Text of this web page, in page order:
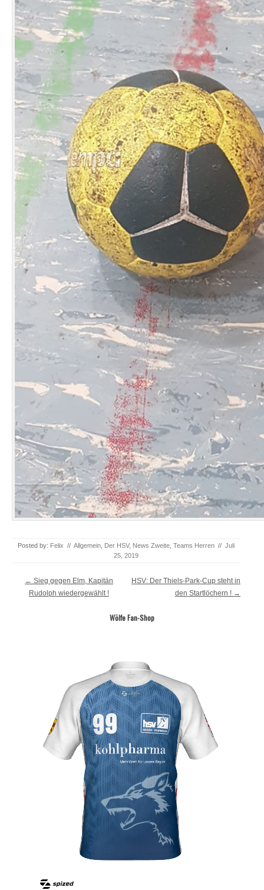
Posted by: Felix // Allgemein Der HSV, News Zweite Teams Herren // Juli
25, 2019
Post navigation
← Sieg gegen Elm, Kapitän
Rudolph wiedergewählt !
HSV: Der Thiels-Park-Cup steht in
den Startlöchern ! →
Wölfe Fan-Shop